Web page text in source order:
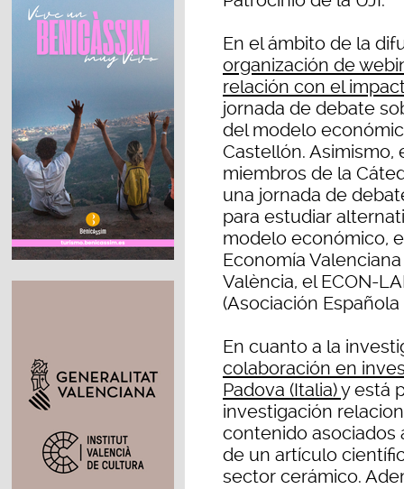
En el ámbito de la
organización de
relación con el
jornada de debate
del modelo
Castellón.
miembros de la
una jornada de
para estudiar
modelo económico,
Economía
València, el ECON-
(Asociación
En cuanto a la
colaboración en
Padova (Italia)y está
investigación
contenido asociados
de un artículo
sector cerámico.